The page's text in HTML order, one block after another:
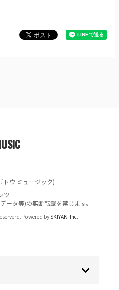
トウ ミュージック)
ツ
ータ等)の無断転載を禁じます。
Powered bySKIYAKI Inc.